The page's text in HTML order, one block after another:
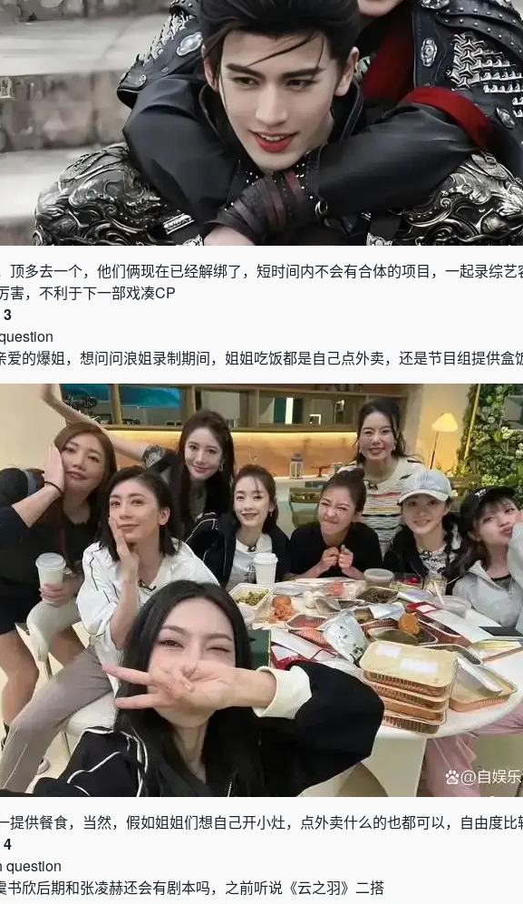
顶多去一个，他们俩现在已经解绑了，短时间内不会有合体的项目，一起录综艺
害，不利于下一部戏凑CP
爱的爆姐，想问问浪姐录制期间，姐姐吃饭都是自己点外卖， 还是节目组提供盒
提供餐食，当然，假如姐姐们想自己开小灶，点外卖什么的也都可以，自由度比
question
书欣后期和张凌赫还会有剧本吗，之前听说 《云之羽》 二搭